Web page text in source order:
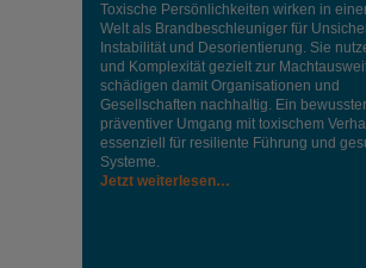
Toxische Persönlichkeiten wirken in
Welt als Brandbeschleuniger für
Instabilität und Desorientierung. Sie
und Komplexität gezielt zur
schädigen damit Organisationen und
Gesellschaften nachhaltig. Ein
präventiver Umgang mit toxischem
essenziell für resiliente Führung und
Systeme.
Jetzt weiterlesen…